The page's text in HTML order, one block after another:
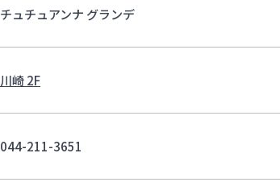
チュチュアンナ グランデ
川崎 2F
044-211-3651